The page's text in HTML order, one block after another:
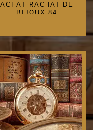
ACHAT RACHAT DE
BIJOUX 84